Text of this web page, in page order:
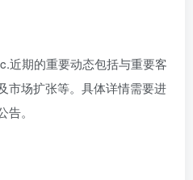
近期的重要动态包括与重要客
市场扩张等。具体详情需要进
。